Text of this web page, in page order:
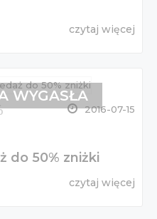
czytaj więcej
2016-07-15
do 50% zniżki
czytaj więcej
WYGASŁA